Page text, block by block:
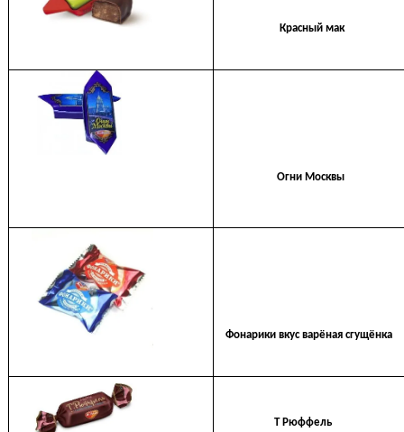
Красный мак
Огни Москвы
Фонарики вкус варёная сгущёнка
Т Рюффель